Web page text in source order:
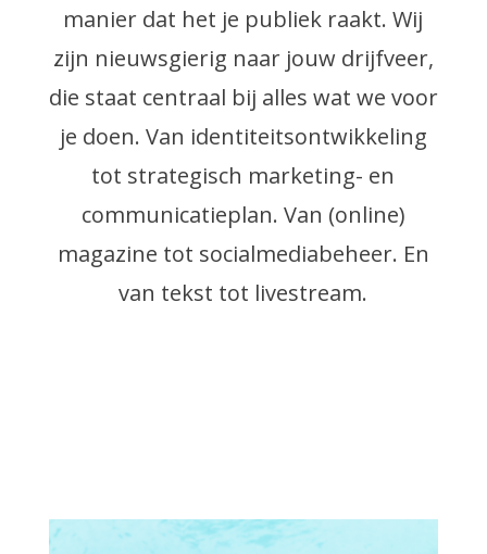
manier dat het je publiek raakt. Wij
zijn nieuwsgierig naar jouw drijfveer,
die staat centraal bij alles wat we voor
je doen. Van identiteitsontwikkeling
tot strategisch marketing- en
communicatieplan. Van (online)
magazine tot socialmediabeheer. En
van tekst tot livestream.